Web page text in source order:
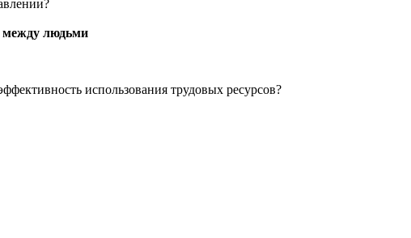
между людьми
использования трудовых ресурсов?